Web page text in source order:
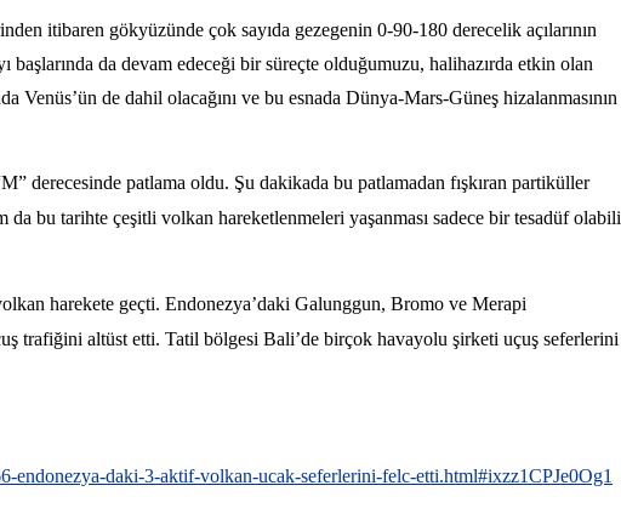
itibaren gökyüzünde çok sayıda gezegenin 0-90-180 derecelik açılarının
da devam edeceği bir süreçte olduğumuzu, halihazırda etkin olan
Venüs’ün de dahil olacağını ve bu esnada Dünya-Mars-Güneş hizalanmasının
derecesinde patlama oldu. Şu dakikada bu patlamadan fışkıran partiküller
bu tarihte çeşitli volkan hareketlenmeleri yaşanması sadece bir tesadüf
harekete geçti. Endonezya’daki Galunggun, Bromo ve Merapi
trafiğini altüst etti. Tatil bölgesi Bali’de birçok havayolu şirketi uçuş seferlerini
endonezya-daki-3-aktif-volkan-ucak-seferlerini-felc-etti.html#ixzz1CPJe0Og1